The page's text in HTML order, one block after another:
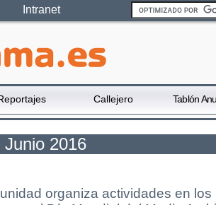
Intranet
Callejero Tablón
2016
organiza actividades en